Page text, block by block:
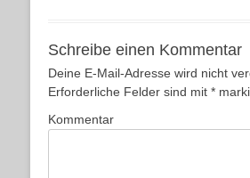
Schreibe einen Kommentar
Deine E-Mail-Adresse wird nicht
Erforderliche Felder sind mit *
Kommentar